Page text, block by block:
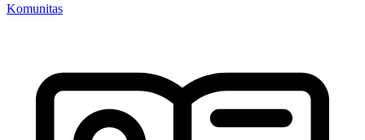
Komunitas